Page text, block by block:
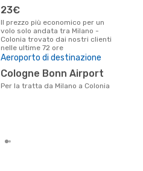
23€
Il prezzo più economico per un
volo solo andata tra Milano -
Colonia trovato dai nostri clienti
nelle ultime 72 ore
Aeroporto di destinazione
Cologne Bonn Airport
Per la tratta da Milano a Colonia